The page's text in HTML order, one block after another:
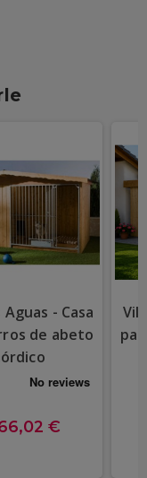
- Casa
de abeto
€